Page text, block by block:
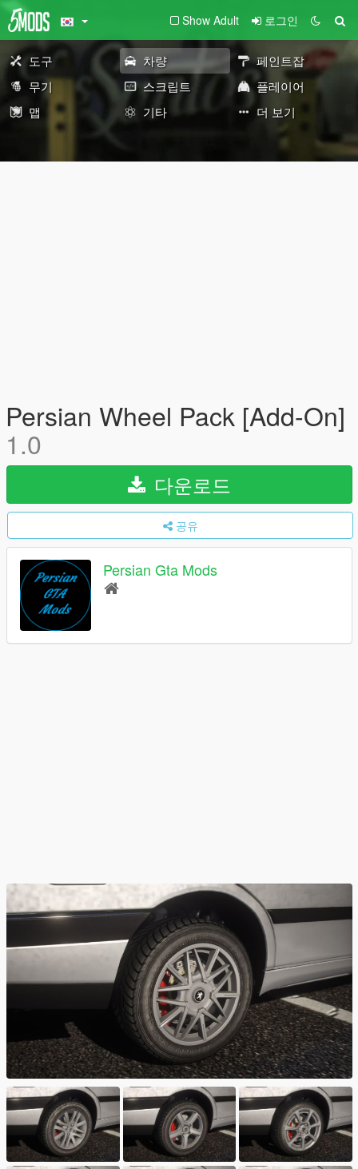
Show Adult 로그인
도구 차량
페인트잡
무기
스크립트
플레이어
맵
기타 더 보기
Persian Wheel Pack [Add-On]
1.0
다운로드
공유
Persian Gta Mods